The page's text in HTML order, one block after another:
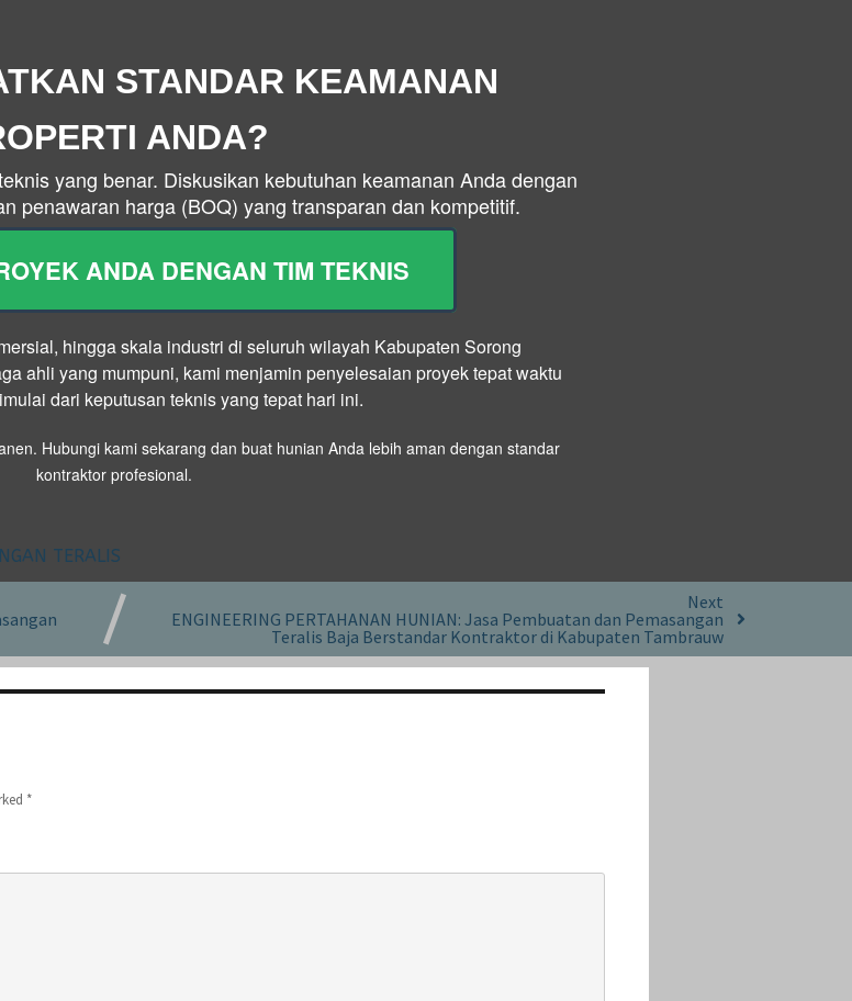
STANDAR KEAMANAN
ANDA?
yang benar. Diskusikan kebutuhan keamanan Anda dengan
penawaran harga (BOQ) yang transparan dan kompetitif.
ANDA DENGAN TIM TEKNIS
hingga skala industri di seluruh wilayah Kabupaten Sorong
ahli yang mumpuni, kami menjamin penyelesaian proyek tepat waktu
dari keputusan teknis yang tepat hari ini.
Hubungi kami sekarang dan buat hunian Anda lebih aman dengan standar
kontraktor profesional.
TERALIS
Next
ENGINEERING PERTAHANAN HUNIAN: Jasa Pembuatan dan Pemasangan
Teralis Baja Berstandar Kontraktor di Kabupaten Tambrauw
*